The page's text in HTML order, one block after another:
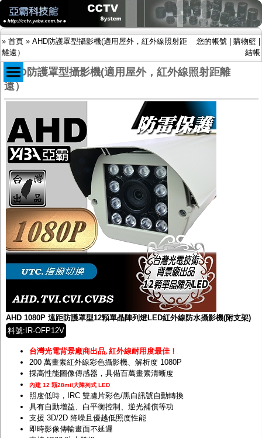
» 首頁 » AHD防護罩型攝影機(適用屋外，紅外線照射距
離遠）
您的帳號 購物籃
結帳
IP網路攝影機及錄放影機
AHD DVR數位錄放影機
AHD半球型(適用屋內)
AHD中小型紅外線攝影機(適用騎樓、室內外)
AHD防護罩型攝影機(適用屋外，紅外線照射
距離遠）
AHD特殊功能型攝影機
旋轉型攝影機.旋轉台
傳統高解析攝影機
鏡頭
投光設備
防護罩及支架
多路攝影機單軸傳輸
監聽器.麥克風
網路設備
雙絞線傳輸器
雜訊改善器
分配放大器
網路線用水晶頭
網路線
懶人線.同軸線.花線
線頭.插座.延長線.HDMI線
集線盒.防水盒.配線盒
變壓器.避雷器
轉接頭
偽裝嚇阻假監視器. 警示防盜貼紙
行車紀錄器.車用插座配件
電腦工業機殼
AHD防護罩型攝影機(適用屋外，紅外線照射距離
遠）
AHD 1080P 遠距防護罩型12顆單晶陣列燈LED紅外線防水攝影機(附支架)
料號:IR-OFP12V
台灣光電背景廠商出品, 紅外線耐用度最佳！
200 萬畫素紅外線彩色攝影機、解析度 1080P
採高性能圖像傳感器，具備百萬畫素清晰度
內建 12 顆28mil大陣列式 LED
照度低時，IRC 雙濾片彩色/黑白訊號自動轉換
具有自動增益、白平衡控制、逆光補償等功
支援 3D/2D 降噪且優越低照度性能
即時影像傳輸畫面不延遲